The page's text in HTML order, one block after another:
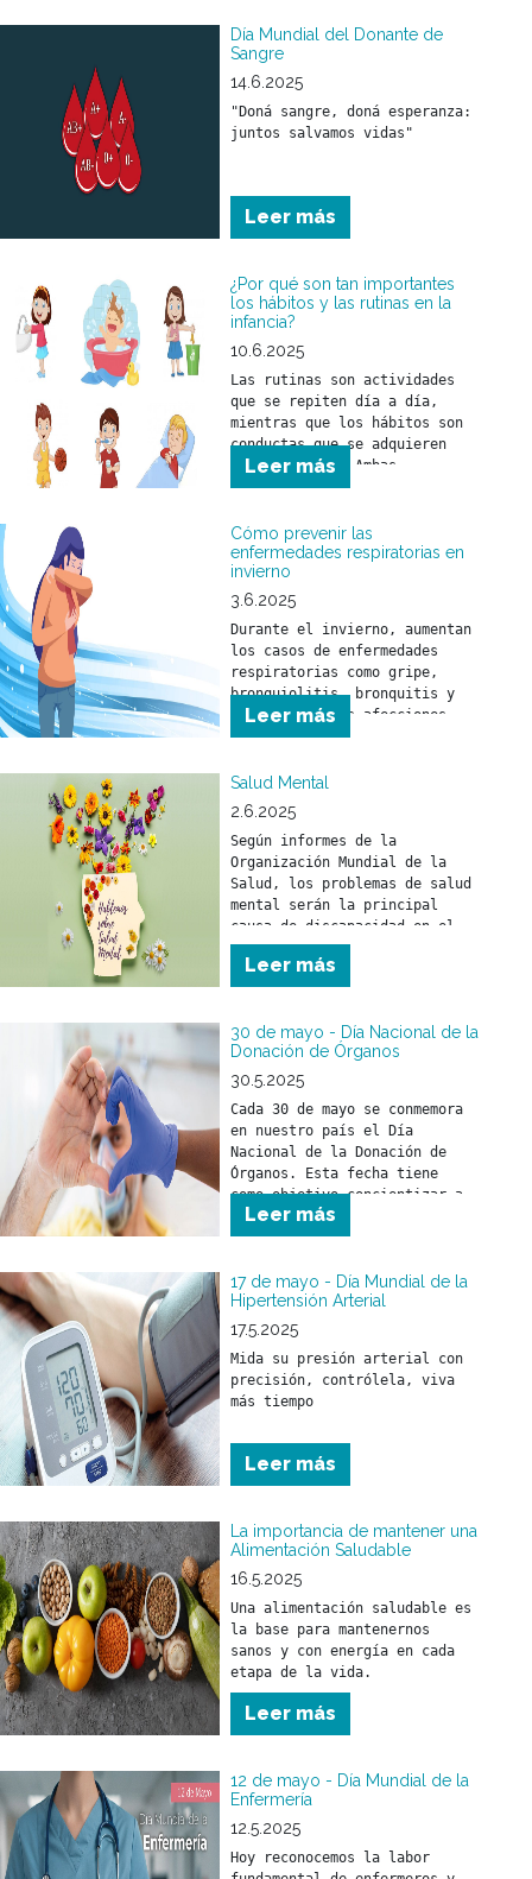
Día Mundial del Donante de
Sangre
14.6.2025
"Doná sangre, doná esperanza:
juntos salvamos vidas"
Leer más
¿Por qué son tan importantes
los hábitos y las rutinas en la
infancia?
10.6.2025
Las rutinas son actividades
que se repiten día a día,
mientras que los hábitos son
conductas que se adquieren
con el tiempo. Ambas
herramientas ayudan a que
mundo que los rodea y se
sientan seguros frente a los
desafíos del día a día.
Leer más
Cómo prevenir las
enfermedades respiratorias en
invierno
3.6.2025
Durante el invierno, aumentan
los casos de enfermedades
respiratorias como gripe,
bronquiolitis, bronquitis y
neumonía. Estas afecciones
pueden afectar a toda la
especialmente peligrosas para
niñas y niños menores de 5
años y para personas mayores
de 65 años.
Leer más
Salud Mental
2.6.2025
Según informes de la
Organización Mundial de la
Salud, los problemas de salud
mental serán la principal
causa de discapacidad en el
mundo en el año 2030.
Leer más
30 de mayo - Día Nacional de la
Donación de Órganos
30.5.2025
Cada 30 de mayo se conmemora
en nuestro país el Día
Nacional de la Donación de
Órganos. Esta fecha tiene
como objetivo concientizar a
la sociedad sobre la
importancia de donar órganos
fundamental para salvar vidas
y mejorar la calidad de vida
Leer más
17 de mayo - Día Mundial de la
Hipertensión Arterial
17.5.2025
Mida su presión arterial con
precisión, contrólela, viva
más tiempo
Leer más
La importancia de mantener una
Alimentación Saludable
16.5.2025
Una alimentación saludable es
la base para mantenernos
sanos y con energía en cada
Leer más
12 de mayo - Día Mundial de la
Enfermería
12.5.2025
Hoy reconocemos la labor